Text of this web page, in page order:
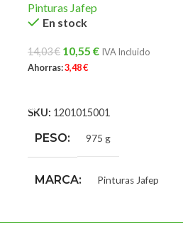
Pinturas Jafep
En stock
14,03€ 10,55 € IVA Incluido
Ahorras:3,48€
SKU: 1201015001
PESO 975 g
MARCA Pinturas Jafep